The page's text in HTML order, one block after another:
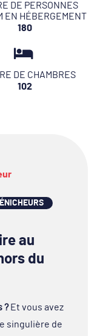
DE PERSONNES
EN HÉBERGEMENT
180
DE CHAMBRES
102
au
du
?Et vous avez
singulière de